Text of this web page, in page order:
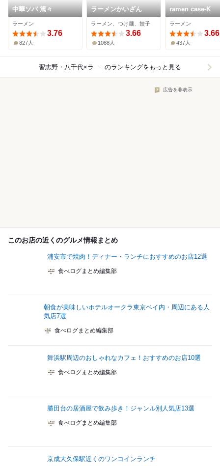
中華ソバ 篤々
ラーメン
3.76
827人
ラーメンかいざん
ラーメン、つけ麺、餃子
3.66
1088人
ramen case-K
ラーメン
3.66
437人
習志野・八千代×ラーメン のランキングをもっと見る
広告を非表示
このお店の近くのグルメ情報まとめ
浦安市で焼肉！ディナー・ランチにおすすめのお店12選
食べログまとめ編集部
朝食が美味しいホテルオークラ東京ベイ内・周辺にある人
気店7選
食べログまとめ編集部
舞浜駅周辺のおしゃれなカフェ！おすすめのお店10選
食べログまとめ編集部
勝田台の居酒屋で飲み歩き！ジャンル別人気店13選
食べログまとめ編集部
京成大久保駅近くのワンコインランチ